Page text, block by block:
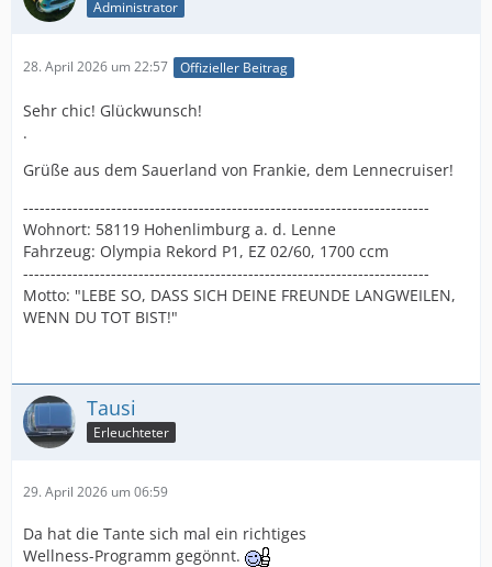
Administrator
28. April 2026 um 22:57 Offizieller Beitrag
Sehr chic! Glückwunsch!
.
Grüße aus dem Sauerland von Frankie, dem Lennecruiser!
--------------------------------------------------------------------------
Wohnort: 58119 Hohenlimburg a. d. Lenne
Fahrzeug: Olympia Rekord P1, EZ 02/60, 1700 ccm
--------------------------------------------------------------------------
Motto: "LEBE SO, DASS SICH DEINE FREUNDE LANGWEILEN,
WENN DU TOT BIST!"
Tausi
Erleuchteter
29. April 2026 um 06:59
Da hat die Tante sich mal ein richtiges
Wellness-Programm gegönnt.